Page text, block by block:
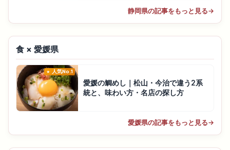
静岡県の記事をもっと見る→
食 × 愛媛県
人気No.1
愛媛の鯛めし｜松山・今治で違う2系
統と、味わい方・名店の探し方
愛媛県の記事をもっと見る→